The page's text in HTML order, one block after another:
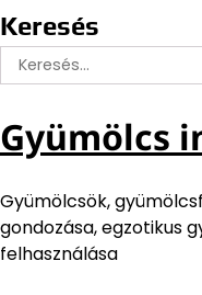
Keresés
Keresés:
Gyümölcs
Gyümölcsök,
gondozása, egzotikus
felhasználása